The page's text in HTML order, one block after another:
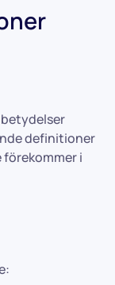
definitioner
förekommer i